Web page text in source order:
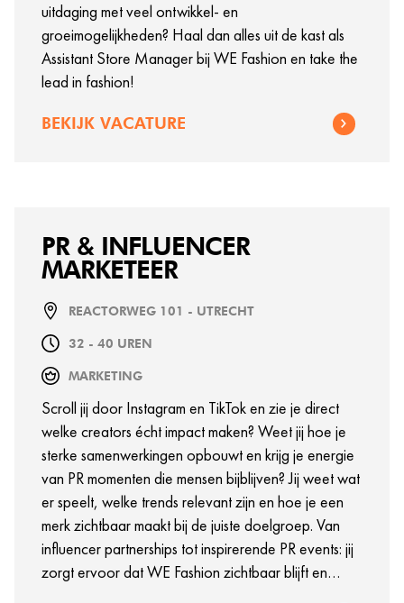
uitdaging met veel ontwikkel- en
groeimogelijkheden? Haal dan alles uit de kast als
Assistant Store Manager bij WE Fashion en take the
lead in fashion!
BEKIJK VACATURE
PR & INFLUENCER
MARKETEER
REACTORWEG 101 - UTRECHT
32 - 40 UREN
MARKETING
Scroll jij door Instagram en TikTok en zie je direct
welke creators écht impact maken? Weet jij hoe je
sterke samenwerkingen opbouwt en krijg je energie
van PR momenten die mensen bijblijven? Jij weet wat
er speelt, welke trends relevant zijn en hoe je een
merk zichtbaar maakt bij de juiste doelgroep. Van
influencer partnerships tot inspirerende PR events: jij
zorgt ervoor dat WE Fashion zichtbaar blijft en